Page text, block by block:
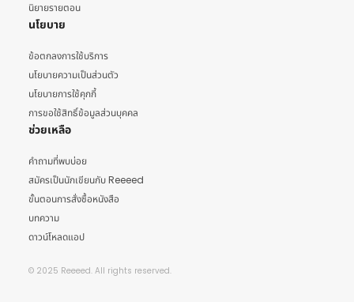
นิยายรายตอน
นโยบาย
ข้อตกลงการใช้บริการ
นโยบายความเป็นส่วนตัว
นโยบายการใช้คุกกี้
การขอใช้สิทธิ์ข้อมูลส่วนบุคคล
ช่วยเหลือ
คำถามที่พบบ่อย
สมัครเป็นนักเขียนกับ Reeeed
ขั้นตอนการสั่งซื้อหนังสือ
บทความ
ดาวน์โหลดแอป
© 2025 Reeeed. All rights reserved.